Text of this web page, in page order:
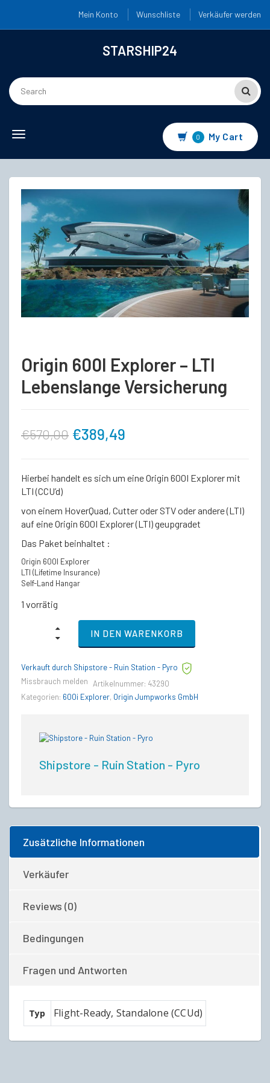
Mein Konto Wunschliste Verkäufer werden
STARSHIP24
Toggle
0 My Cart
Origin 600I Explorer – LTI
Lebenslange Versicherung
€570,00 Ursprünglicher
€570,00
€389,49
€389,49.
Hierbei handelt es sich um eine Origin 600I Explorer mit
LTI (CCU’d)
von einem HoverQuad, Cutter oder STV oder andere (LTI)
auf eine Origin 600I Explorer (LTI) geupgradet
Das Paket beinhaltet :
Origin 600I Explorer
LTI (Lifetime Insurance)
Self-Land Hangar
1 vorrätig
LTI
Lebenslange
quantity
IN DEN WARENKORB
Verkauft durch Shipstore - Ruin Station - Pyro
Missbrauch melden Artikelnummer: 43290
Kategorien: 600i Explorer, Origin Jumpworks GmbH
Shipstore - Ruin Station - Pyro
Zusätzliche Informationen
Verkäufer
Reviews (0)
Bedingungen
Fragen und Antworten
Typ Flight-Ready, Standalone (CCUd)